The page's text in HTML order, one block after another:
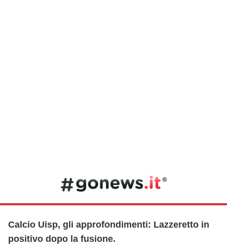
Calcio Uisp, gli approfondimenti: Lazzeretto in
positivo dopo la fusione.